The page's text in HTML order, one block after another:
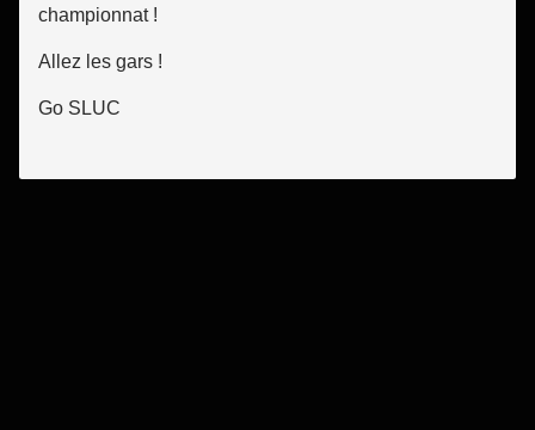
championnat !
Allez les gars !
Go SLUC